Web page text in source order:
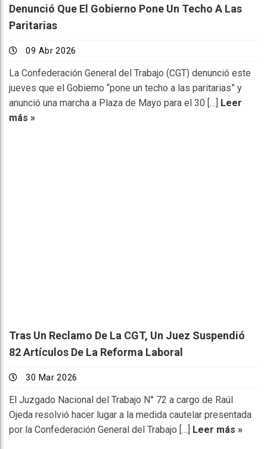
Denunció Que El Gobierno Pone Un Techo A Las
Paritarias
09 Abr 2026
La Confederación General del Trabajo (CGT) denunció este
jueves que el Gobierno “pone un techo a las paritarias” y
anunció una marcha a Plaza de Mayo para el 30 […] Leer
más »
Tras Un Reclamo De La CGT, Un Juez Suspendió
82 Artículos De La Reforma Laboral
30 Mar 2026
El Juzgado Nacional del Trabajo N° 72 a cargo de Raúl
Ojeda resolvió hacer lugar a la medida cautelar presentada
por la Confederación General del Trabajo […] Leer más »